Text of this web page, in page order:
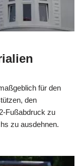
für den
den
Fußabdruck zu
zu ausdehnen.